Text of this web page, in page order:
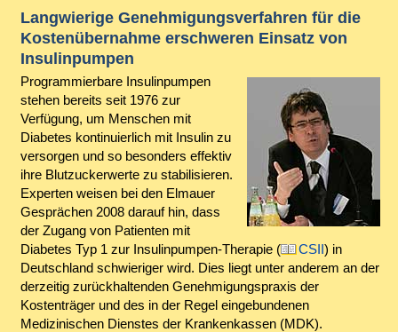
Langwierige Genehmigungsverfahren für die
Kostenübernahme erschweren Einsatz von
Insulinpumpen
Programmierbare Insulinpumpen
stehen bereits seit 1976 zur
Verfügung, um Menschen mit
Diabetes kontinuierlich mit Insulin zu
versorgen und so besonders effektiv
ihre Blutzuckerwerte zu stabilisieren.
Experten weisen bei den Elmauer
Gesprächen 2008 darauf hin, dass
der Zugang von Patienten mit
Diabetes Typ 1 zur Insulinpumpen-Therapie (
CSII) in
Deutschland schwieriger wird. Dies liegt unter anderem an der
derzeitig zurückhaltenden Genehmigungspraxis der
Kostenträger und des in der Regel eingebundenen
Medizinischen Dienstes der Krankenkassen (MDK).